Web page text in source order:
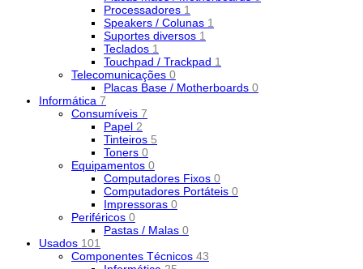
Processadores 1
Speakers / Colunas 1
Suportes diversos 1
Teclados 1
Touchpad / Trackpad 1
Telecomunicações 0
Placas Base / Motherboards 0
Informática 7
Consumíveis 7
Papel 2
Tinteiros 5
Toners 0
Equipamentos 0
Computadores Fixos 0
Computadores Portáteis 0
Impressoras 0
Periféricos 0
Pastas / Malas 0
Usados 101
Componentes Técnicos 43